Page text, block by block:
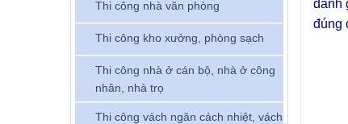
Thi công nhà văn phòng
Thi công kho xưởng, phòng sạch
Thi công nhà ở cán bộ, nhà ở công
nhân, nhà trọ
Thi công vách ngăn cách nhiệt, vách
đánh
đúng